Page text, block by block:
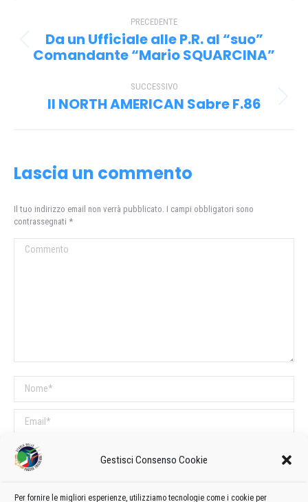
Gestisci Consenso Cookie
Per fornire le migliori esperienze, utilizziamo tecnologie come i cookie per
tra PRECEDENTE
Post
precedente:
Da un Ufficiale alle P.R. al “suo”
Comandante “Mario SQUARCINA”
SUCCESSIVO
Prossimo
Il NORTH AMERICAN Sabre F.86
Lascia un commento
Il tuo indirizzo email non verrà pubblicato. I campi obbligatori sono
contrassegnati *
Commento
Nome *
Email *
Sito web
COMMENTI SUL POST